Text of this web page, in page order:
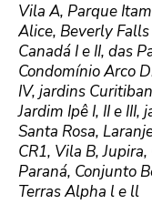
Vila A, Parque
Alice, Beverly
Canadá I e II, das
Condomínio Arco
IV, jardins
Jardim Ipê I, II e III,
Santa Rosa,
CR1, Vila B,
Paraná, Conjunto
Terras Alpha l e ll